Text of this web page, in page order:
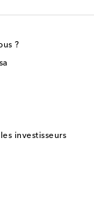
?
investisseurs